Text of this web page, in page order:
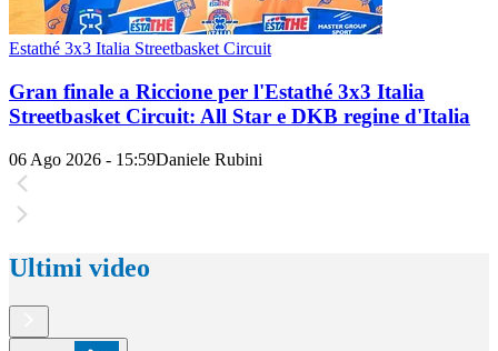
Estathé 3x3 Italia Streetbasket Circuit
Gran finale a Riccione per l'Estathé 3x3 Italia
Streetbasket Circuit: All Star e DKB regine d'Italia
06 Ago 2026 - 15:59Daniele Rubini
Ultimi video